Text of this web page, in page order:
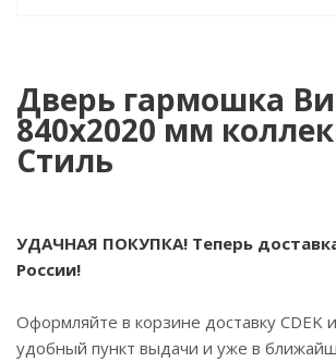
Дверь гармошка
840х2020 мм
Стиль
УДАЧНАЯ ПОКУПКА! Теперь
России!
Оформляйте в корзине доставку CDEK
удобный пункт выдачи и уже в